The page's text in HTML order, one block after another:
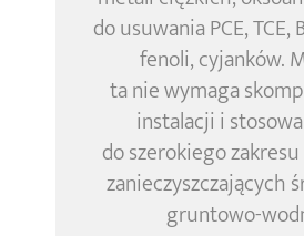
do usuwania PCE, TCE,
fenoli, cyjanków.
ta nie wymaga
instalacji i
do szerokiego
zanieczyszczających
gruntowo-